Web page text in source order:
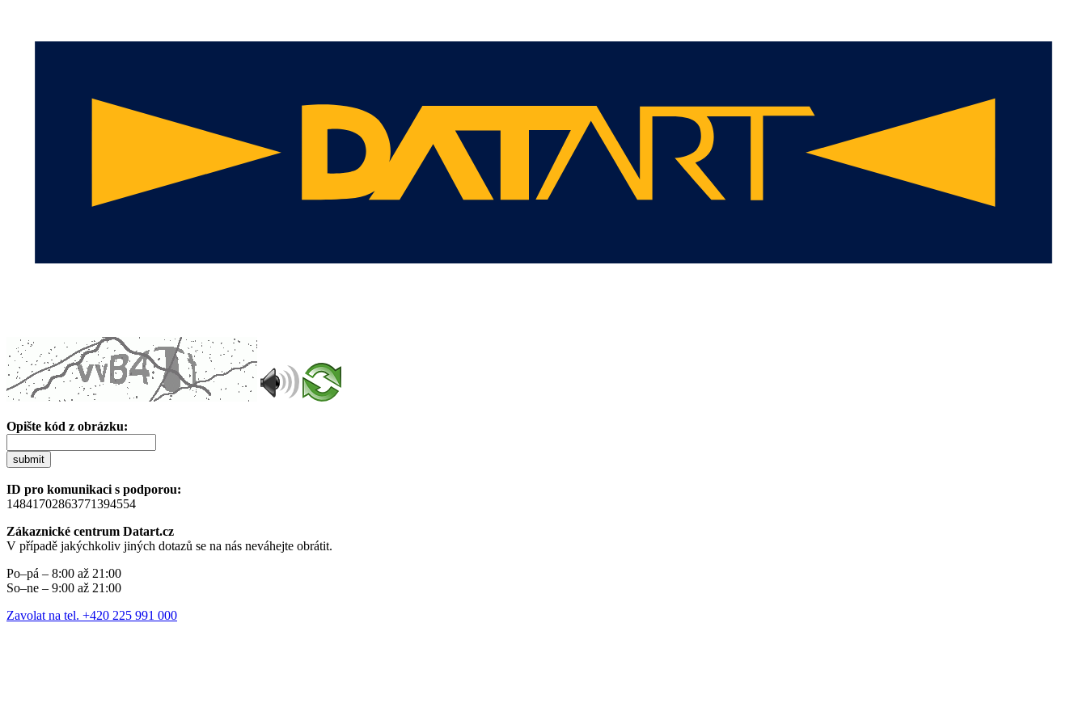
Opište kód z obrázku:
submit
ID pro komunikaci s podporou:
14841702863771394554
Zákaznické centrum Datart.cz
V případě jakýchkoliv jiných dotazů se na nás neváhejte obrátit.
Po–pá – 8:00 až 21:00
So–ne – 9:00 až 21:00
Zavolat na tel. +420 225 991 000